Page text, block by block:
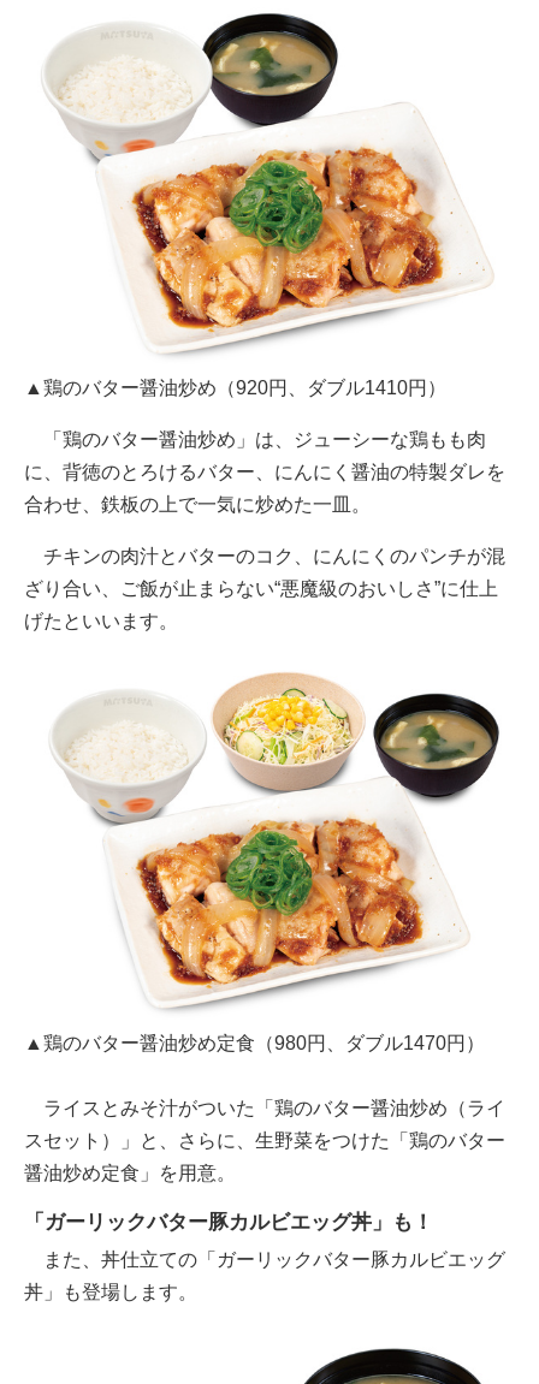
▲鶏のバター醤油炒め（920円、ダブル1410円）
「鶏のバター醤油炒め」は、ジューシーな鶏もも肉
に、背徳のとろけるバター、にんにく醤油の特製ダレを
合わせ、鉄板の上で一気に炒めた一皿。
チキンの肉汁とバターのコク、にんにくのパンチが混
ざり合い、ご飯が止まらない“悪魔級のおいしさ”に仕上
げたといいます。
▲鶏のバター醤油炒め定食（980円、ダブル1470円）
ライスとみそ汁がついた「鶏のバター醤油炒め（ライ
スセット）」と、さらに、生野菜をつけた「鶏のバター
醤油炒め定食」を用意。
「ガーリックバター豚カルビエッグ丼」も！
また、丼仕立ての「ガーリックバター豚カルビエッグ
丼」も登場します。